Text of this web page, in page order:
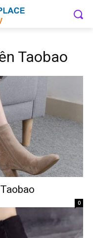
Taobao
0